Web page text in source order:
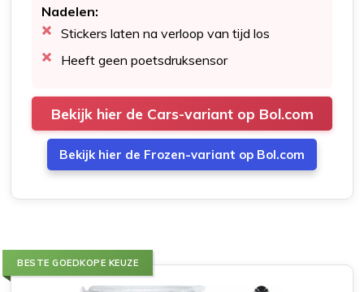
Nadelen:
Stickers laten na verloop van tijd los
Heeft geen poetsdruksensor
Bekijk hier de Cars-variant op Bol.com
Bekijk hier de Frozen-variant op Bol.com
BESTE GOEDKOPE KEUZE